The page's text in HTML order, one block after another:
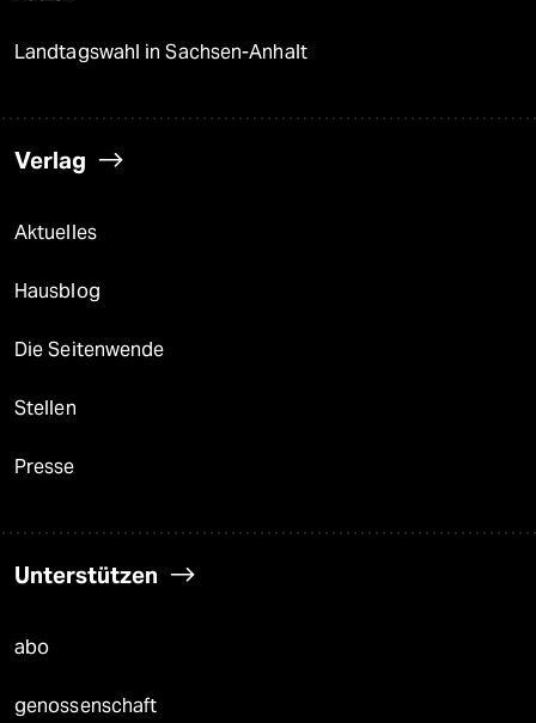
Landtagswahl in Sachsen-Anhalt
Verlag
Aktuelles
Hausblog
Die Seitenwende
Stellen
Presse
Unterstützen
abo
genossenschaft